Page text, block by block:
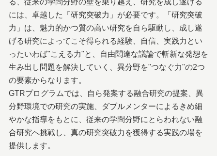
には、卓越した「研究突破力」が必要です。「研究突破
力」は、魅力的かつ質の高い研究を自ら駆動し、成し遂
げる研究によってこそ得られる経験、自信、実践力とい
ったいわば"こえる力"と、自由闊達な議論で斬新な発想を
生み出し問題を解決していく、異分野を"つなぐ力"の2つ
の要素からなります。
GTRプログラムでは、自ら発案する融合研究の提案、異
分野環境での研究の実施、ダブルメンターによるきめ細
やかな指導をもとに、従来の学問分野にとらわれない融
合研究へ挑戦し、真の研究突破力を獲得する実践の場を
提供します。